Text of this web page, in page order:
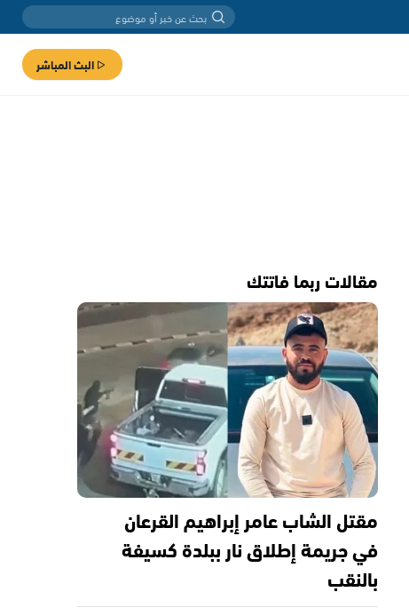
البث المباشر
مقالات ربما فاتتك
مقتل الشاب عامر إبراهيم القرعان
في جريمة إطلاق نار ببلدة كسيفة
بالنقب